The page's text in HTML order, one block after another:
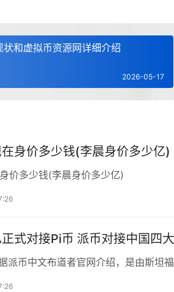
状和虚拟币资源网详细介绍
2026-05-17
身价多少钱(李晨身价多少亿)
价多少钱(李晨身价多少亿)
式对接Pi币 派币对接中国四
派币中文布道者官网介绍，是由斯坦福